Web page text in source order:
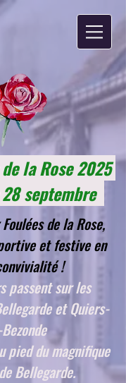
la Rose 2025
septembre
de la Rose,
et festive en
!
passent sur les
et Quiers-
pied du magnifique
Bellegarde.